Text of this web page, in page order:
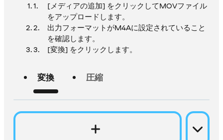
[メディアの追加] をクリックしてMOVファイル
をアップロードします。
出力フォーマットがM4Aに設定されていること
を確認します。
[変換] をクリックします。
変換 圧縮